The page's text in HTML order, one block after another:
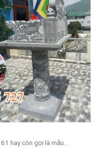
hay còn gọi là mẫu...